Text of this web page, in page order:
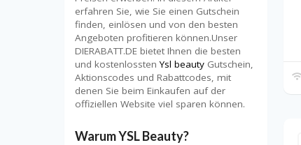
erfahren Sie, wie Sie einen Gutschein
finden, einlösen und von den besten
Angeboten profitieren können.Unser
DIERABATT.DE bietet Ihnen die besten
und kostenlosstenYsl beauty Gutschein,
Aktionscodes und Rabattcodes, mit
denen Sie beim Einkaufen auf der
offiziellen Website viel sparen können.
Warum YSL Beauty?